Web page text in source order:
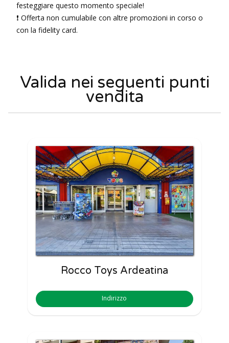
festeggiare questo momento speciale!
❗️ Offerta non cumulabile con altre promozioni in corso o
con la fidelity card.
Valida nei seguenti punti
vendita
Rocco Toys Ardeatina
Indirizzo